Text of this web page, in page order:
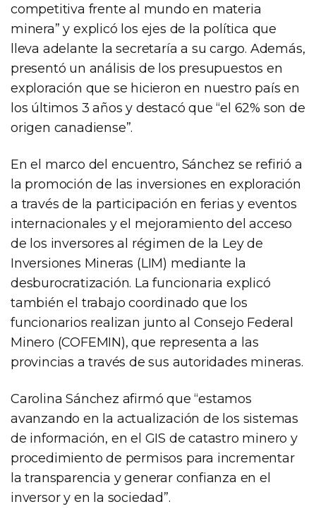
competitiva frente al mundo en materia
minera” y explicó los ejes de la política que
lleva adelante la secretaría a su cargo. Además,
presentó un análisis de los presupuestos en
exploración que se hicieron en nuestro país en
los últimos 3 años y destacó que “el 62% son de
origen canadiense”.
En el marco del encuentro, Sánchez se refirió a
la promoción de las inversiones en exploración
a través de la participación en ferias y eventos
internacionales y el mejoramiento del acceso
de los inversores al régimen de la Ley de
Inversiones Mineras (LIM) mediante la
desburocratización. La funcionaria explicó
también el trabajo coordinado que los
funcionarios realizan junto al Consejo Federal
Minero (COFEMIN), que representa a las
provincias a través de sus autoridades mineras.
Carolina Sánchez afirmó que “estamos
avanzando en la actualización de los sistemas
de información, en el GIS de catastro minero y
procedimiento de permisos para incrementar
la transparencia y generar confianza en el
inversor y en la sociedad”.